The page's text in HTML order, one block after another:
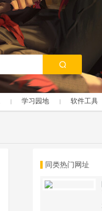
学习园地 软件工具
同类热门网址